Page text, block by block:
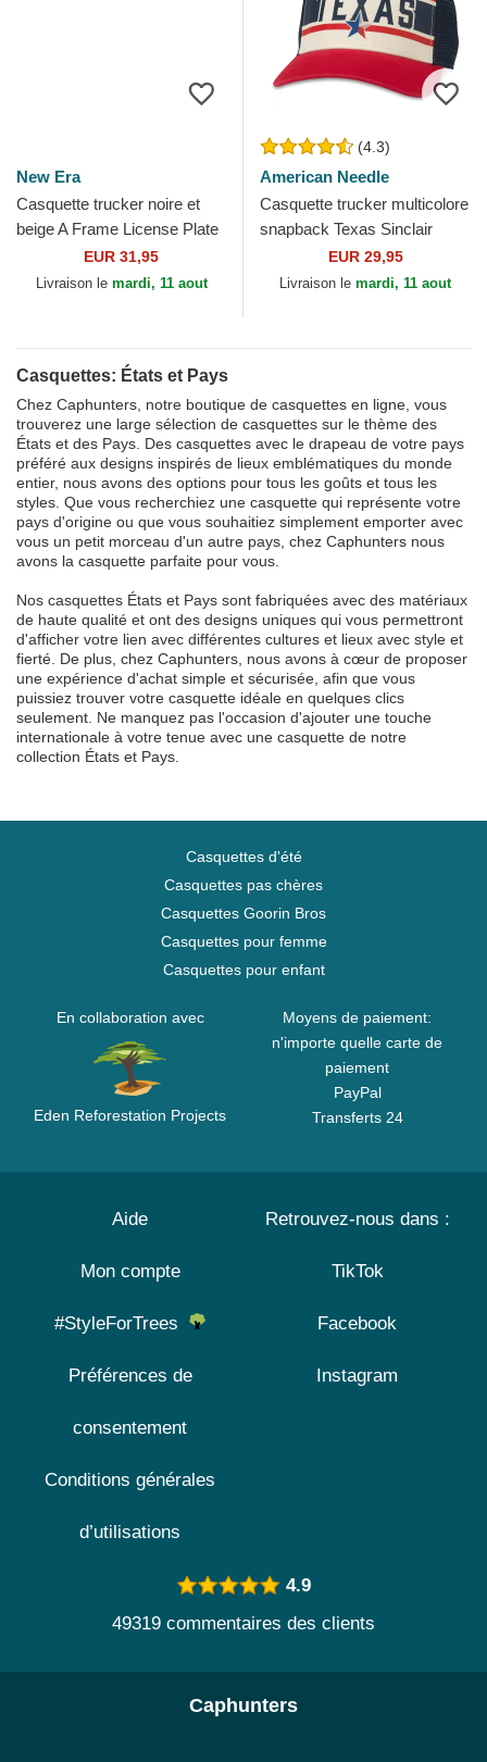
New Era
Casquette trucker noire et
beige A Frame License Plate
New York New Era
EUR 31,95
Livraison le mardi, 11 aout
(4.3)
American Needle
Casquette trucker multicolore
snapback Texas Sinclair
American Needle
EUR 29,95
Livraison le mardi, 11 aout
Casquettes: États et Pays
Chez Caphunters, notre boutique de casquettes en ligne, vous
trouverez une large sélection de casquettes sur le thème des
États et des Pays. Des casquettes avec le drapeau de votre pays
préféré aux designs inspirés de lieux emblématiques du monde
entier, nous avons des options pour tous les goûts et tous les
styles. Que vous recherchiez une casquette qui représente votre
pays d'origine ou que vous souhaitiez simplement emporter avec
vous un petit morceau d'un autre pays, chez Caphunters nous
avons la casquette parfaite pour vous.
Nos casquettes États et Pays sont fabriquées avec des matériaux
de haute qualité et ont des designs uniques qui vous permettront
d'afficher votre lien avec différentes cultures et lieux avec style et
fierté. De plus, chez Caphunters, nous avons à cœur de proposer
une expérience d'achat simple et sécurisée, afin que vous
puissiez trouver votre casquette idéale en quelques clics
seulement. Ne manquez pas l'occasion d'ajouter une touche
internationale à votre tenue avec une casquette de notre
collection États et Pays.
Casquettes d'été
Casquettes pas chères
Casquettes Goorin Bros
Casquettes pour femme
Casquettes pour enfant
En collaboration avec
Eden Reforestation Projects
Moyens de paiement:
n'importe quelle carte de
paiement
PayPal
Transferts 24
Aide
Mon compte
#StyleForTrees
Préférences de
consentement
Conditions générales
d’utilisations
Retrouvez-nous dans :
TikTok
Facebook
Instagram
4.9
49319 commentaires des clients
Caphunters